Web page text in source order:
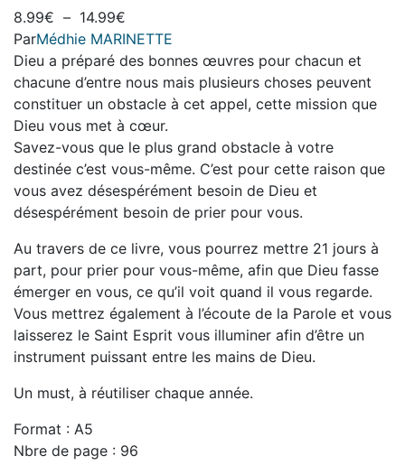
être
produit
options
peuvent
être
choisies
sur
la
page
du
produit
8.99€ – 14.99€
de
prix :
8.99€
à
14.99€
ParMédhie MARINETTE
Dieu a préparé des bonnes œuvres pour chacun et
chacune d’entre nous mais plusieurs choses peuvent
constituer un obstacle à cet appel, cette mission que
Dieu vous met à cœur.
Savez-vous que le plus grand obstacle à votre
destinée c’est vous-même. C’est pour cette raison que
vous avez désespérément besoin de Dieu et
désespérément besoin de prier pour vous.
Au travers de ce livre, vous pourrez mettre 21 jours à
part, pour prier pour vous-même, afin que Dieu fasse
émerger en vous, ce qu’il voit quand il vous regarde.
Vous mettrez également à l’écoute de la Parole et vous
laisserez le Saint Esprit vous illuminer afin d’être un
instrument puissant entre les mains de Dieu.
Un must, à réutiliser chaque année.
Format : A5
Nbre de page : 96